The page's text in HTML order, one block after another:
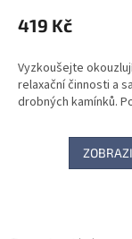
419 Kč
Vyzkoušejte
relaxační činnosti a
drobných kamínků.